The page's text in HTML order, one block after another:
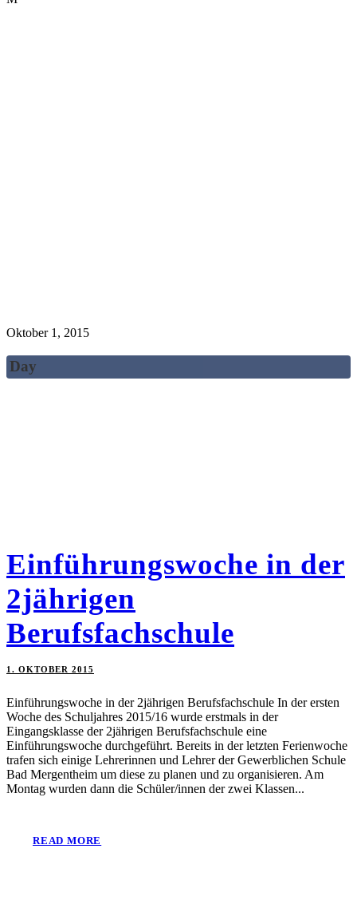
Oktober 1, 2015
Day
Einführungswoche in der
2jährigen
Berufsfachschule
1. OKTOBER 2015
Einführungswoche in der 2jährigen Berufsfachschule In der ersten
Woche des Schuljahres 2015/16 wurde erstmals in der
Eingangsklasse der 2jährigen Berufsfachschule eine
Einführungswoche durchgeführt. Bereits in der letzten Ferienwoche
trafen sich einige Lehrerinnen und Lehrer der Gewerblichen Schule
Bad Mergentheim um diese zu planen und zu organisieren. Am
Montag wurden dann die Schüler/innen der zwei Klassen...
READ MORE